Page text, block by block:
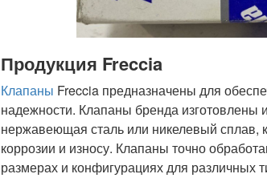
Продукция Freccia
Клапаны Freccia предназначены для
надежности. Клапаны бренда изготовлены
нержавеющая сталь или никелевый сплав,
коррозии и износу. Клапаны точно
размерах и конфигурациях для различных